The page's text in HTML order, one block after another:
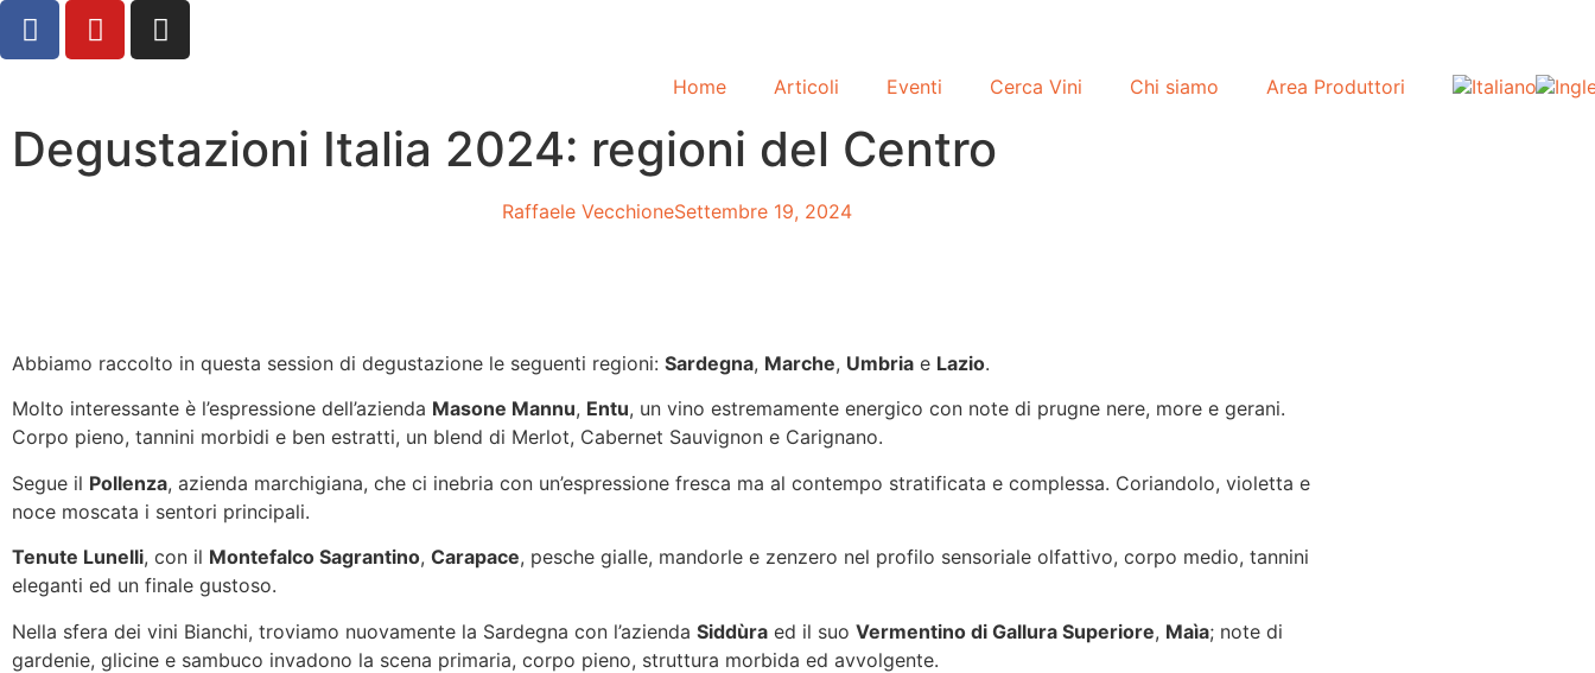
Home Articoli Eventi Cerca Vini Chi siamo Area Produttori
Degustazioni Italia 2024: regioni del Centro
Raffaele VecchioneSettembre 19, 2024
Abbiamo raccolto in questa session di degustazione le seguenti regioni: Sardegna, Marche, Umbria e Lazio.
Molto interessante è l’espressione dell’azienda Masone Mannu, Entu, un vino estremamente energico con note di prugne nere, more e gerani.
Corpo pieno, tannini morbidi e ben estratti, un blend di Merlot, Cabernet Sauvignon e Carignano.
Segue il Pollenza, azienda marchigiana, che ci inebria con un’espressione fresca ma al contempo stratificata e complessa. Coriandolo, violetta e
noce moscata i sentori principali.
Tenute Lunelli, con il Montefalco Sagrantino, Carapace, pesche gialle, mandorle e zenzero nel profilo sensoriale olfattivo, corpo medio, tannini
eleganti ed un finale gustoso.
Nella sfera dei vini Bianchi, troviamo nuovamente la Sardegna con l’azienda Siddùra ed il suo Vermentino di Gallura Superiore, Maìa; note di
gardenie, glicine e sambuco invadono la scena primaria, corpo pieno, struttura morbida ed avvolgente.